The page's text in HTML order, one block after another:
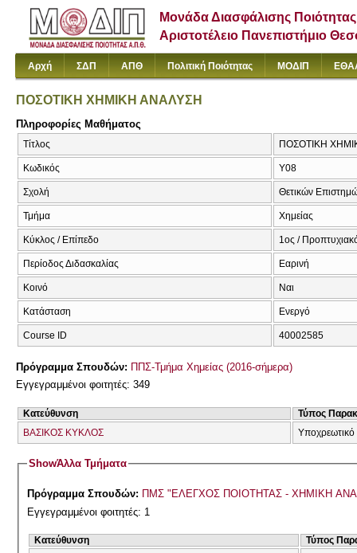
Μονάδα Διασφάλισης Ποιότητας
Αριστοτέλειο Πανεπιστήμιο
Αρχή ΣΔΠ ΑΠΘ Πολιτική Ποιότητας ΜΟΔΙΠ
ΠΟΣΟΤΙΚΗ ΧΗΜΙΚΗ ΑΝΑΛΥΣΗ
Πληροφορίες Μαθήματος
Τίτλος ΠΟΣΟΤΙΚΗ
Κωδικός Υ08
Σχολή Θετικών
Τμήμα Χημείας
Κύκλος / Επίπεδο 1ος /
Περίοδος Διδασκαλίας Εαρινή
Κοινό Ναι
Κατάσταση Ενεργό
Course ID 40002585
Πρόγραμμα Σπουδών: ΠΠΣ-Τμήμα Χημείας (2016-σήμερα)
Εγγεγραμμένοι φοιτητές: 349
Κατεύθυνση
Τύπος
ΒΑΣΙΚΟΣ ΚΥΚΛΟΣ
Υποχρεωτικό
ShowΆλλα Τμήματα
Πρόγραμμα Σπουδών: ΠΜΣ "ΕΛΕΓΧΟΣ ΠΟΙΟΤΗΤΑΣ - ΧΗΜΙΚΗ
Εγγεγραμμένοι φοιτητές: 1
Κατεύθυνση
Τύπος